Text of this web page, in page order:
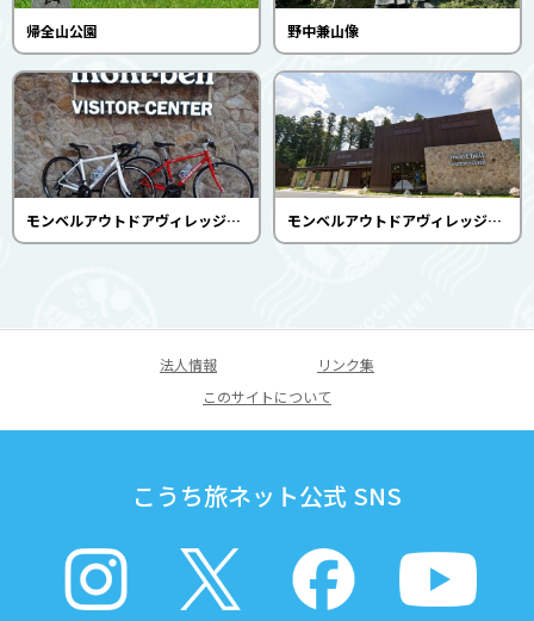
帰全山公園 野中兼山像
モンベルアウトドアヴィレッジ本山 レンタサイクル モンベルアウトドアヴィレッジ本山 ビジターセンター
法人情報
リンク集
このサイトについて
こうち旅ネット公式 SNS